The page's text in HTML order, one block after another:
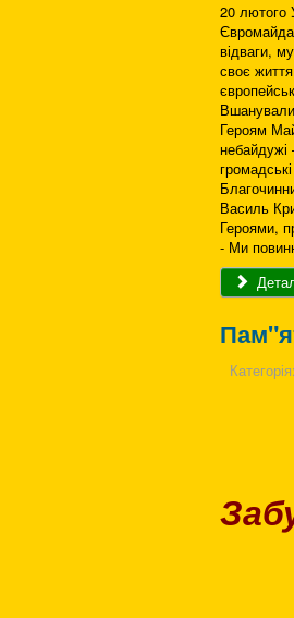
20 лютого
відваги,
своє
Вшанували
Героям
небайдужі
Василь
Героями,
- Ми
Категорія: